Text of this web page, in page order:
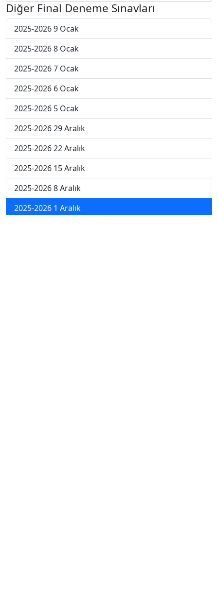
Diğer Final Deneme Sınavları
2025-2026 9 Ocak
2025-2026 8 Ocak
2025-2026 7 Ocak
2025-2026 6 Ocak
2025-2026 5 Ocak
2025-2026 29 Aralık
2025-2026 22 Aralık
2025-2026 15 Aralık
2025-2026 8 Aralık
2025-2026 1 Aralık